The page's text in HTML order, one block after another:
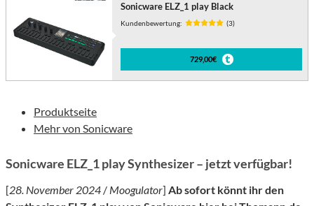
Sonicware ELZ_1 play Black
Kundenbewertung: (3)
729,00€
Produktseite
Mehr von Sonicware
Sonicware ELZ_1 play Synthesizer – jetzt verfügbar!
[28. November 2024 / Moogulator] Ab sofort könnt ihr den